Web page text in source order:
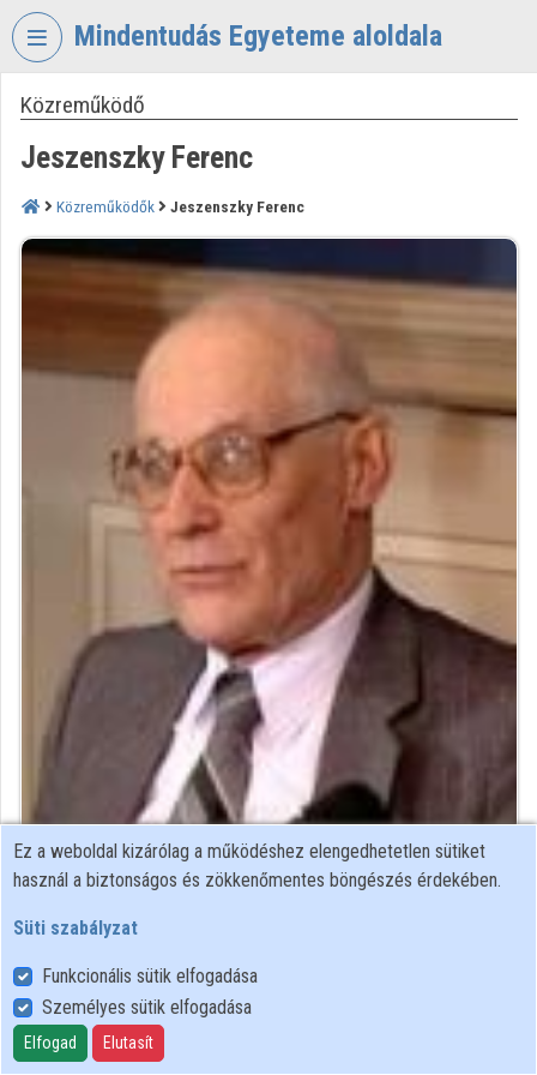
Fejléc kihagyása
Mindentudás Egyeteme aloldala
VIDEOTORIUM
MINDENTUDÁS
EGYETEME
Intézményi kezdőlap
Bejelentkezés
Intézményi felfedezés
Intézményi listák
Intézmények
Közreműködő
Jeszenszky Ferenc
Közreműködők Jeszenszky Ferenc
fizikus
Közreműködő felvételei
Névjegyek
Névjegy
Ez a weboldal kizárólag a működéshez elengedhetetlen sütiket
használ a biztonságos és zökkenőmentes böngészés érdekében.
Süti szabályzat
Funkcionális sütik elfogadása
Személyes sütik elfogadása
Elfogad Elutasít